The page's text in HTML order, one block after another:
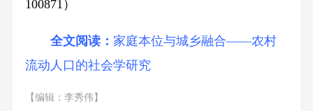
100871）
全文阅读： 家庭本位与城乡融合——农村
流动人口的社会学研究
【编辑：李秀伟】